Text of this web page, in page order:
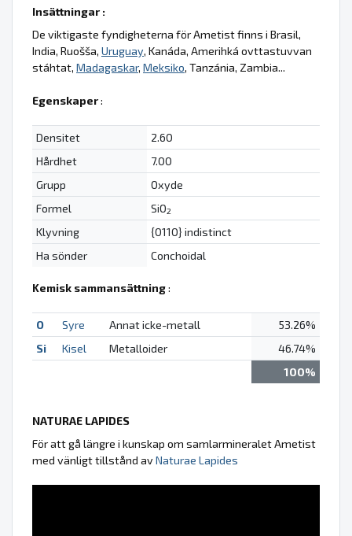
Insättningar :
De viktigaste fyndigheterna för Ametist finns i Brasil,
India, Ruošša, Uruguay, Kanáda, Amerihká ovttastuvvan
stáhtat, Madagaskar, Meksiko, Tanzánia, Zambia...
Egenskaper:
Densitet
2.60
Hårdhet
7.00
Grupp
Oxyde
Formel
SiO2
Klyvning
{0110} indistinct
Ha sönder
Conchoidal
Kemisk sammansättning:
O Syre Annat icke-metall
53.26%
Si
Kisel Metalloider
46.74%
100%
NATURAE LAPIDES
För att gå längre i kunskap om samlarmineralet Ametist
med vänligt tillstånd avNaturae Lapides